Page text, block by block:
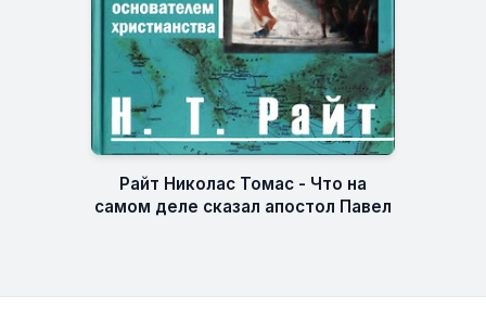
Райт Николас Томас - Что на
самом деле сказал апостол Павел